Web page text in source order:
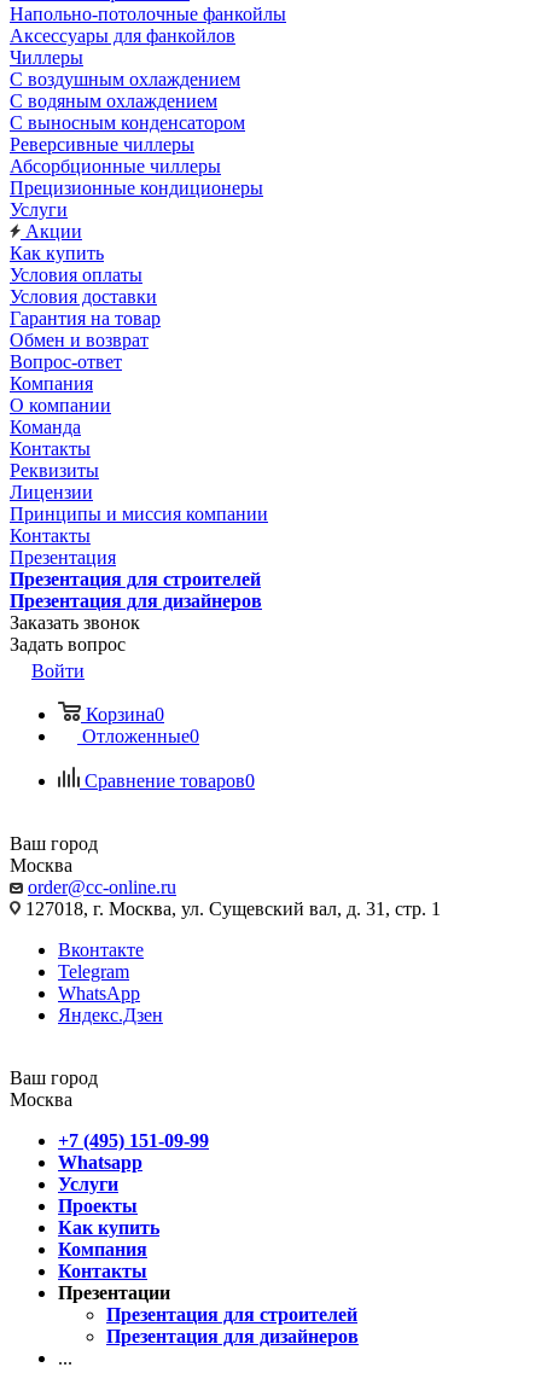
Напольно-потолочные фанкойлы
Аксессуары для фанкойлов
Чиллеры
С воздушным охлаждением
С водяным охлаждением
С выносным конденсатором
Реверсивные чиллеры
Абсорбционные чиллеры
Прецизионные кондиционеры
Услуги
Акции
Как купить
Условия оплаты
Условия доставки
Гарантия на товар
Обмен и возврат
Вопрос-ответ
Компания
О компании
Команда
Контакты
Реквизиты
Лицензии
Принципы и миссия компании
Контакты
Презентация
Презентация для строителей
Презентация для дизайнеров
Заказать звонок
Задать вопрос
Войти
Корзина0
Отложенные0
Сравнение товаров0
Ваш город
Москва
order@cc-online.ru
127018, г. Москва, ул. Сущевский вал, д. 31, стр. 1
Вконтакте
Telegram
WhatsApp
Яндекс.Дзен
Ваш город
Москва
+7 (495) 151-09-99
Whatsapp
Услуги
Проекты
Как купить
Компания
Контакты
Презентации
Презентация для строителей
Презентация для дизайнеров
...